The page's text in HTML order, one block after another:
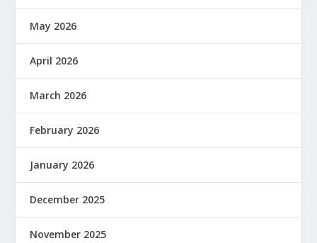
May 2026
April 2026
March 2026
February 2026
January 2026
December 2025
November 2025